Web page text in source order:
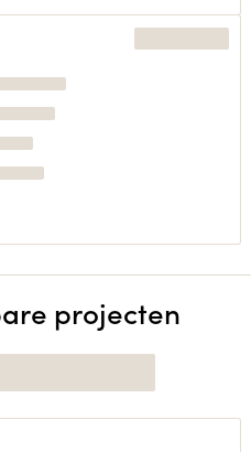
projecten